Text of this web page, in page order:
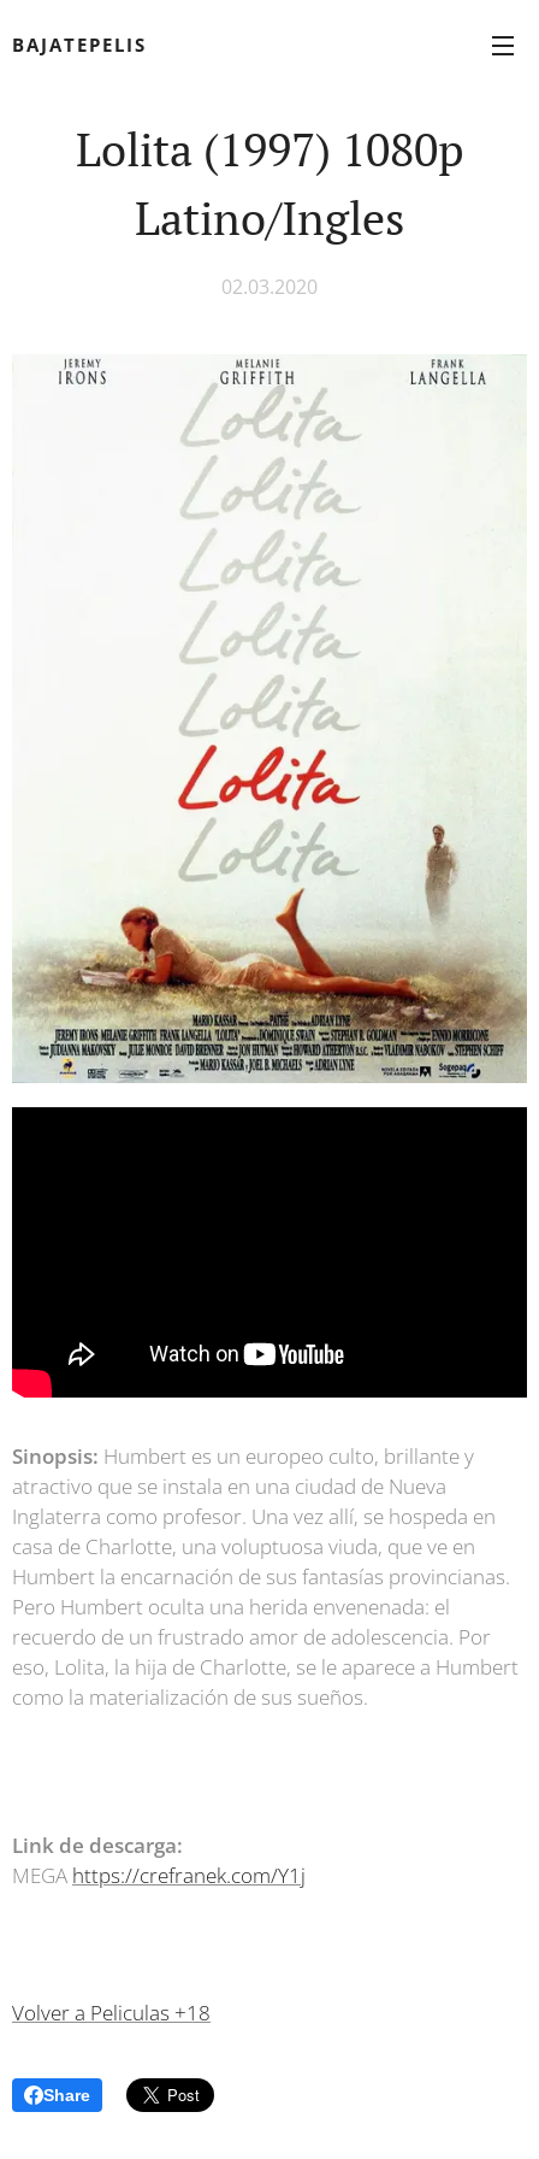
BAJATEPELIS
Lolita (1997) 1080p
Latino/Ingles
02.03.2020
Sinopsis: Humbert es un europeo culto, brillante y
atractivo que se instala en una ciudad de Nueva
Inglaterra como profesor. Una vez allí, se hospeda en
casa de Charlotte, una voluptuosa viuda, que ve en
Humbert la encarnación de sus fantasías provincianas.
Pero Humbert oculta una herida envenenada: el
recuerdo de un frustrado amor de adolescencia. Por
eso, Lolita, la hija de Charlotte, se le aparece a Humbert
como la materialización de sus sueños.
Link de descarga:
MEGA https://crefranek.com/Y1j
Volver a Peliculas +18
Share